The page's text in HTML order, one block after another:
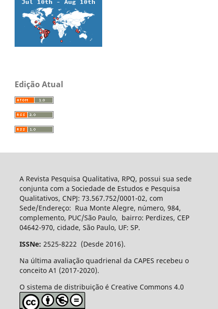
Edição Atual
A Revista Pesquisa Qualitativa, RPQ, possui sua sede
conjunta com a Sociedade de Estudos e Pesquisa
Qualitativos, CNPJ: 73.567.752/0001-02, com
Sede/Endereço: Rua Monte Alegre, número, 984,
complemento, PUC/São Paulo, bairro: Perdizes, CEP
04642-970, cidade, São Paulo, UF: SP.
ISSNe: 2525-8222 (Desde 2016).
Na última avaliação quadrienal da CAPES recebeu o
conceito A1 (2017-2020).
O sistema de distribuição é Creative Commons 4.0